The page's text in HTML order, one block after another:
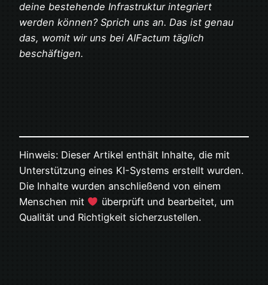
deine bestehende Infrastruktur integriert
werden können? Sprich uns an. Das ist genau
das, womit wir uns bei AIFactum täglich
beschäftigen.
Hinweis: Dieser Artikel enthält Inhalte, die mit
Unterstützung eines KI-Systems erstellt wurden.
Die Inhalte wurden anschließend von einem
Menschen mit
überprüft und bearbeitet, um
Qualität und Richtigkeit sicherzustellen.